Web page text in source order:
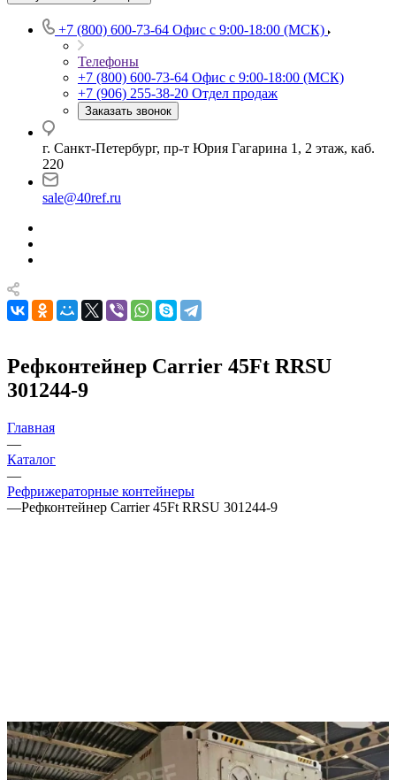
+7 (800) 600-73-64 Офис с 9:00-18:00 (МСК)
Телефоны
+7 (800) 600-73-64 Офис с 9:00-18:00 (МСК)
+7 (906) 255-38-20 Отдел продаж
Заказать звонок
г. Санкт-Петербург, пр-т Юрия Гагарина 1, 2 этаж, каб.
220
sale@40ref.ru
Рефконтейнер Carrier 45Ft RRSU
301244-9
Главная
—
Каталог
—
Рефрижераторные контейнеры
—Рефконтейнер Carrier 45Ft RRSU 301244-9